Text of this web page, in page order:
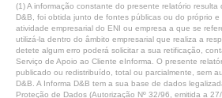
(1) A informação constante do presente relatório
D&B, foi obtida junto de fontes públicas ou do próprio
atividade empresarial do ENI ou empresa a que se
utilizá-la dentro do âmbito empresarial que realiza a
detete algum erro poderá solicitar a sua retificação,
Serviço de Apoio ao Cliente eInforma. O presente
publicado ou redistribuído, total ou parcialmente, sem
D&B. A Informa D&B tem a sua base de dados
Proteção de Dados (Autorização Nº 32/96, emitida a